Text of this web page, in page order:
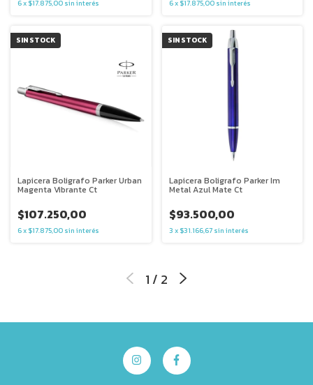
6x $17.875,00 sin interés 6x $17.875,00 sin interés
SIN STOCK
Lapicera Boligrafo Parker Urban
Magenta Vibrante Ct
$107.250,00
6x $17.875,00 sin interés
SIN STOCK
Lapicera Boligrafo Parker Im
Metal Azul Mate Ct
$93.500,00
3 x $31.166,67 sin interés
1 / 2